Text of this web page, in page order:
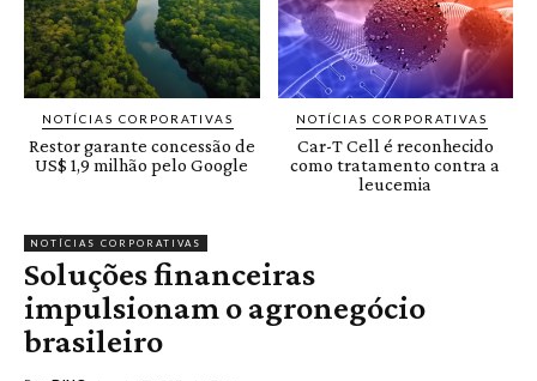
NOTÍCIAS CORPORATIVAS
Restor garante concessão de
US$ 1,9 milhão pelo Google
NOTÍCIAS CORPORATIVAS
Car-T Cell é reconhecido
como tratamento contra a
leucemia